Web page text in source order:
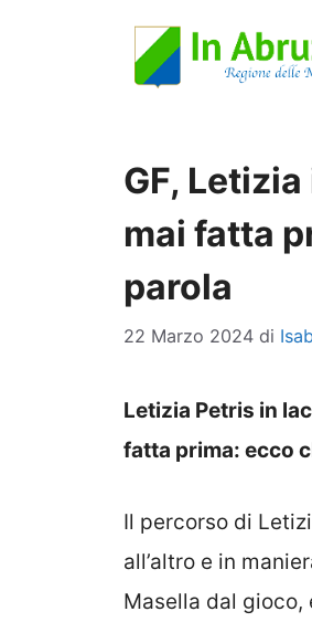
GF,
mai fatta
parola
22 Marzo 2024 di
Letizia Petris in
fatta prima: ecco
Il percorso di
all’altro e in
Masella dal